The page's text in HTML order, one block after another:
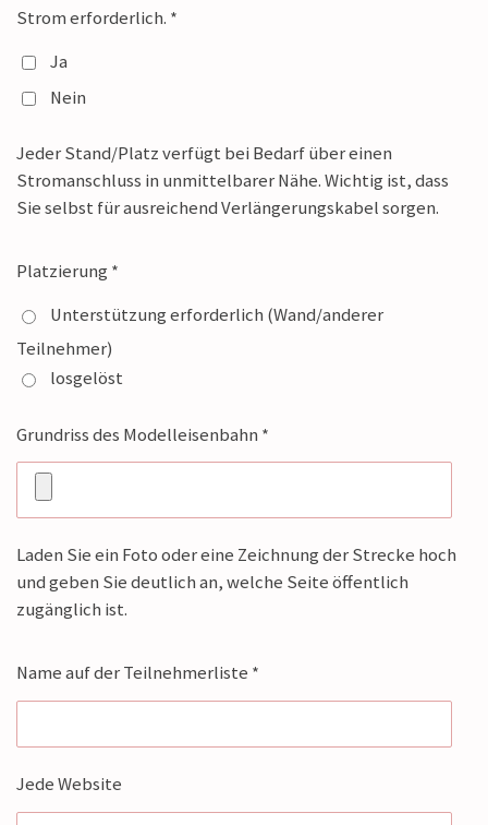
Strom erforderlich. *
Ja
Nein
Jeder Stand/Platz verfügt bei Bedarf über einen
Stromanschluss in unmittelbarer Nähe.Wichtig ist, dass
Sie selbst für ausreichend Verlängerungskabel sorgen.
Platzierung *
Unterstützung erforderlich (Wand/anderer
Teilnehmer)
losgelöst
Grundriss des Modelleisenbahn *
Laden Sie ein Foto oder eine Zeichnung der Strecke hoch
und geben Sie deutlich an, welche Seite öffentlich
zugänglich ist.
Name auf der Teilnehmerliste *
Jede Website